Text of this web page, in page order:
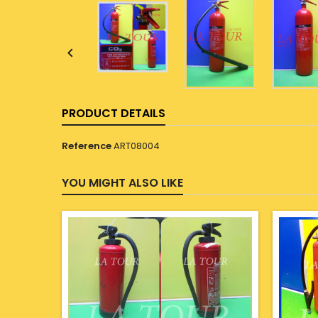

PRODUCT DETAILS
ReferenceART08004
YOU MIGHT ALSO LIKE